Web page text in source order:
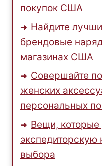
покупок США
Найдите
брендовые
магазинах США
Совершайте
женских
персональных
Вещи, которые
экспедиторскую
выбора